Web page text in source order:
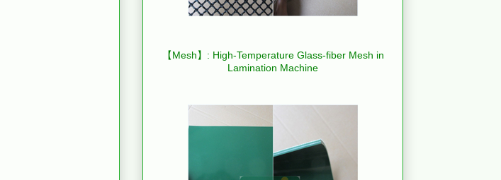
【Mesh】: High-Temperature Glass-fiber Mesh in
Lamination Machine